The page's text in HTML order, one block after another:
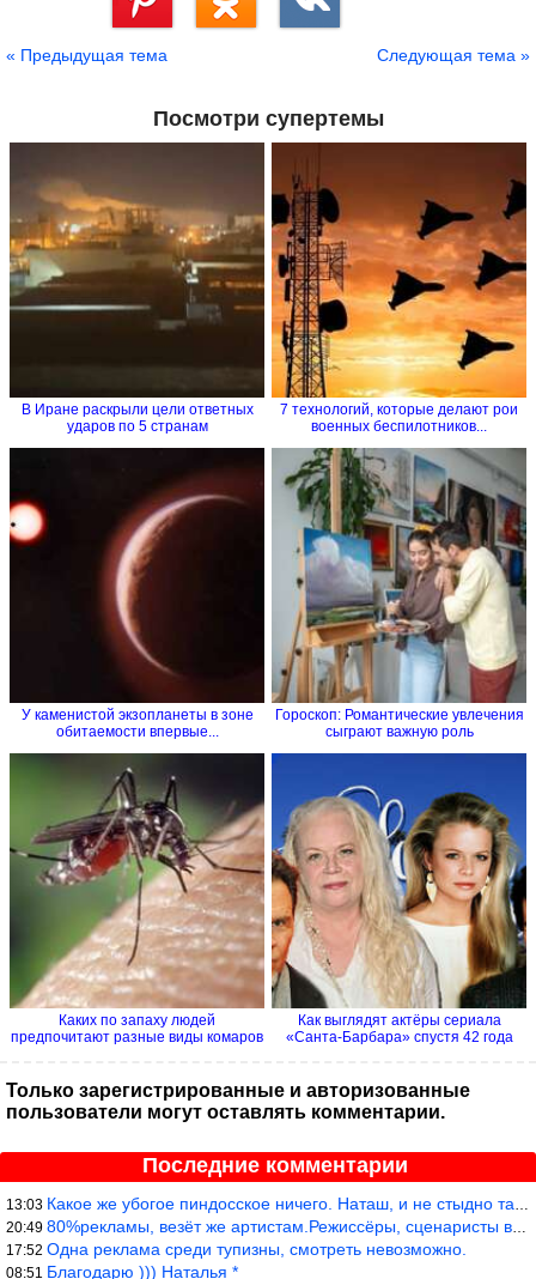
« Предыдущая тема Следующая тема »
Посмотри супертемы
В Иране раскрыли цели ответных
ударов по 5 странам
7 технологий, которые делают рои
военных беспилотников...
У каменистой экзопланеты в зоне
обитаемости впервые...
Гороскоп: Романтические увлечения
сыграют важную роль
Каких по запаху людей
предпочитают разные виды комаров
Как выглядят актёры сериала
«Санта-Барбара» спустя 42 года
Только зарегистрированные и авторизованные
пользователи могут оставлять комментарии.
Последние комментарии
13:03 Какое же убогое пиндосское ничего. Наташ, и не стыдно такую фигн
20:49 80%рекламы, везёт же артистам.Режиссёры, сценаристы вы где или к
17:52 Одна реклама среди тупизны, смотреть невозможно.
08:51 Благодарю ))) Наталья *